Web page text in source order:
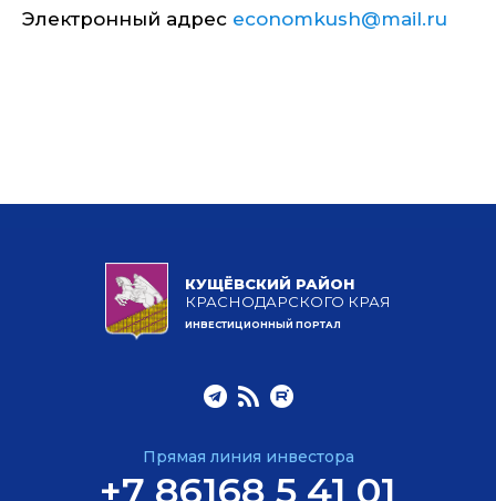
Электронный адрес economkush@mail.ru
КУЩЁВСКИЙ РАЙОН
КРАСНОДАРСКОГО КРАЯ
ИНВЕСТИЦИОННЫЙ ПОРТАЛ
Прямая линия инвестора
+7 86168 5 41 01